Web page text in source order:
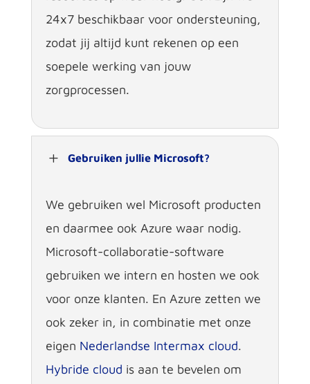
24x7 beschikbaar voor ondersteuning,
zodat jij altijd kunt rekenen op een
soepele werking van jouw
zorgprocessen.
L Gebruiken jullie Microsoft?
We gebruiken wel Microsoft producten
en daarmee ook Azure waar nodig.
Microsoft-collaboratie-software
gebruiken we intern en hosten we ook
voor onze klanten. En Azure zetten we
ook zeker in, in combinatie met onze
eigen Nederlandse Intermax cloud.
Hybride cloud is aan te bevelen om